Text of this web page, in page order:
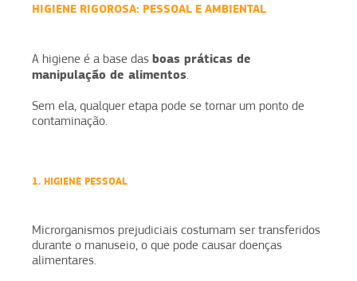
HIGIENE RIGOROSA: PESSOAL E AMBIENTAL
A higiene é a base das boas práticas de
manipulação de alimentos.
Sem ela, qualquer etapa pode se tornar um ponto de
contaminação.
1. HIGIENE PESSOAL
Microrganismos prejudiciais costumam ser transferidos
durante o manuseio, o que pode causar doenças
alimentares.